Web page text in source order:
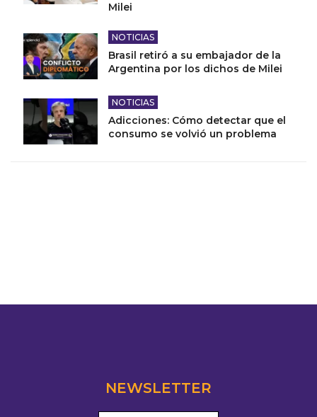
Milei
NOTICIAS
Brasil retiró a su embajador de la
Argentina por los dichos de Milei
NOTICIAS
Adicciones: Cómo detectar que el
consumo se volvió un problema
NEWSLETTER